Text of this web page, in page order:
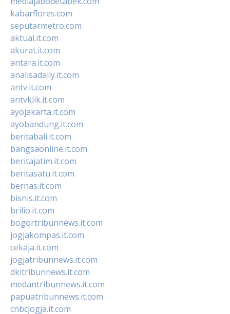
kabarflores.com
seputarmetro.com
aktual.it.com
akurat.it.com
antara.it.com
analisadaily.it.com
antv.it.com
antvklik.it.com
ayojakarta.it.com
ayobandung.it.com
beritabali.it.com
bangsaonline.it.com
beritajatim.it.com
beritasatu.it.com
bernas.it.com
bisnis.it.com
brilio.it.com
bogortribunnews.it.com
jogjakompas.it.com
cekaja.it.com
jogjatribunnews.it.com
dkitribunnews.it.com
medantribunnews.it.com
papuatribunnews.it.com
cnbcjogja.it.com